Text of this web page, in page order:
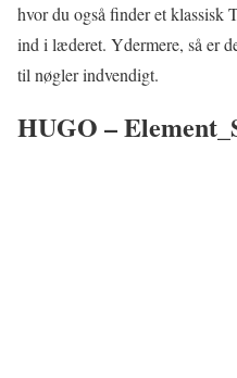
hvor du også finder et klassisk
ind i læderet. Ydermere, så er
til nøgler indvendigt.
HUGO –